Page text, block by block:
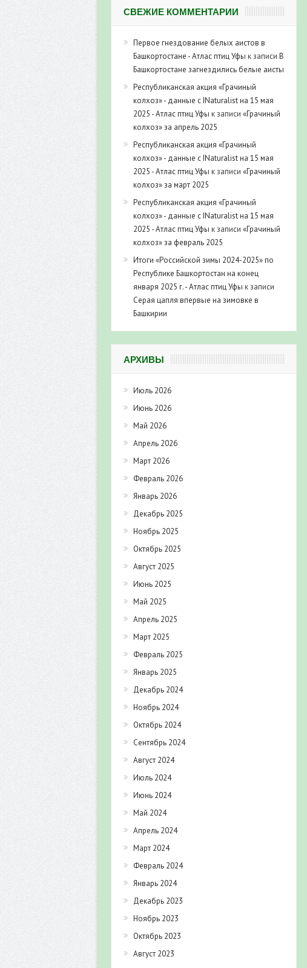
СВЕЖИЕ КОММЕНТАРИИ
Первое гнездование белых аистов в
Башкортостане - Атлас птиц Уфы к записи В
Башкортостане загнездились белые аисты
Республиканская акция «Грачиный
колхоз» - данные с INaturalist на 15 мая
2025 - Атлас птиц Уфы к записи «Грачиный
колхоз» за апрель 2025
Республиканская акция «Грачиный
колхоз» - данные с INaturalist на 15 мая
2025 - Атлас птиц Уфы к записи «Грачиный
колхоз» за март 2025
Республиканская акция «Грачиный
колхоз» - данные с INaturalist на 15 мая
2025 - Атлас птиц Уфы к записи «Грачиный
колхоз» за февраль 2025
Итоги «Российской зимы 2024-2025» по
Республике Башкортостан на конец
января 2025 г. - Атлас птиц Уфы к записи
Серая цапля впервые на зимовке в
Башкирии
АРХИВЫ
Июль 2026
Июнь 2026
Май 2026
Апрель 2026
Март 2026
Февраль 2026
Январь 2026
Декабрь 2025
Ноябрь 2025
Октябрь 2025
Август 2025
Июнь 2025
Май 2025
Апрель 2025
Март 2025
Февраль 2025
Январь 2025
Декабрь 2024
Ноябрь 2024
Октябрь 2024
Сентябрь 2024
Август 2024
Июль 2024
Июнь 2024
Май 2024
Апрель 2024
Март 2024
Февраль 2024
Январь 2024
Декабрь 2023
Ноябрь 2023
Октябрь 2023
Август 2023